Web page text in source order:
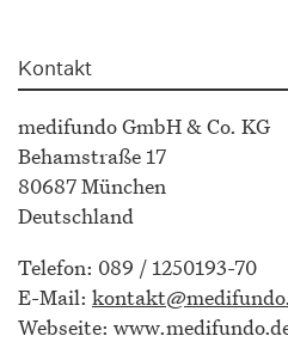
Kontakt
medifundo GmbH & Co. KG
Behamstraße 17
80687 München
Deutschland
Telefon: 089 / 1250193-70
E-Mail:
Webseite: